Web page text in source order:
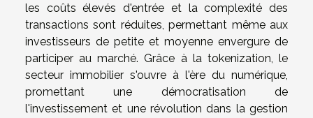
les coûts élevés d'entrée et la complexité des
transactions sont réduites, permettant même aux
investisseurs de petite et moyenne envergure de
participer au marché. Grâce à la tokenization, le
secteur immobilier s'ouvre à l'ère du numérique,
promettant une démocratisation de
l'investissement et une révolution dans la gestion